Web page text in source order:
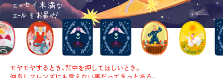
モヤモヤするとき、背中を押してほしいとき。